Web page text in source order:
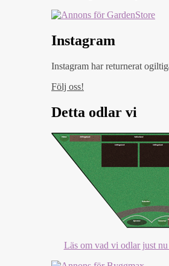
Instagram
Instagram har returnerat
Följ oss!
Detta odlar vi
Läs om vad vi odlar just